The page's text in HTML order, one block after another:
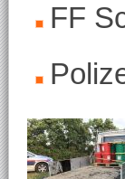
FF